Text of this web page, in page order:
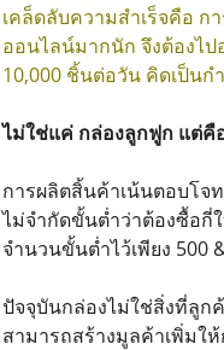
เคล็ดลับความสำเร็จคือ ก
ออนไลน์มากนัก จึงต้องไ
10,000 ชิ้นต่อวัน คิดเป็น
ไม่ใช่แค่ กล่องลูกฟูก แต่คื
การผลิตสิ้นค้าเน้นตอบโจ
ไม่จำกัดขั้นต่ำว่าต้องซื้อกี่
จำนวนขั้นต่ำไว้เพียง
ปัจจุบันกล่องไม่ใช่สิ่งที่ลูก
สามารถสร้างมูลค้าเพิ่มใ